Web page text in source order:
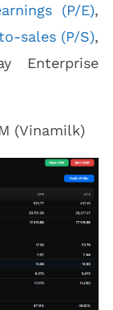
(P/E),
sales (P/S),
Enterprise
(Vinamilk)